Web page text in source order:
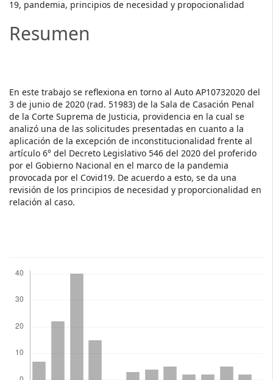
19, pandemia, principios de necesidad y propocionalidad
Resumen
En este trabajo se reflexiona en torno al Auto AP1073­2020 del
3 de junio de 2020 (rad. 51983) de la Sala de Casación Penal
de la Corte Suprema de Justicia, providencia en la cual se
analizó una de las solicitudes presentadas en cuanto a la
aplicación de la excepción de inconstitucionalidad frente al
artículo 6° del Decreto Legislativo 546 del 2020 del proferido
por el Gobierno Nacional en el marco de la pandemia
provocada por el Covid­19. De acuerdo a esto, se da una
revisión de los principios de necesidad y proporcionalidad en
relación al caso.